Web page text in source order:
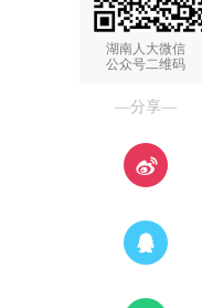
湖南人大微信
公众号二维码
—分享—